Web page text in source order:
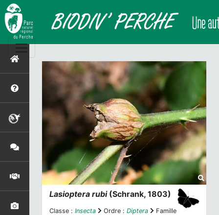
Lasioptera rubi(Schrank, 1803)
Classe : Insecta Ordre : Diptera
Famille